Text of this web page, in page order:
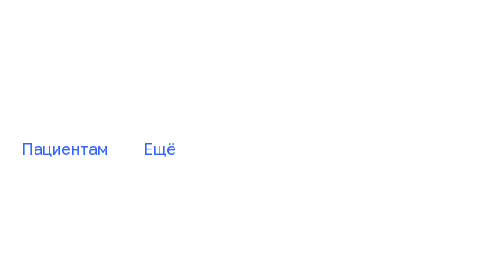
Пациентам Ещё